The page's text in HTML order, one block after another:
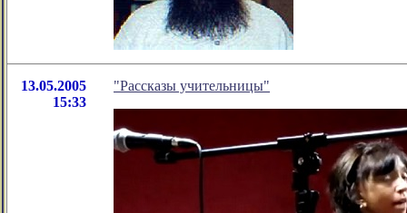
13.05.2005
15:33
"Рассказы учительницы"